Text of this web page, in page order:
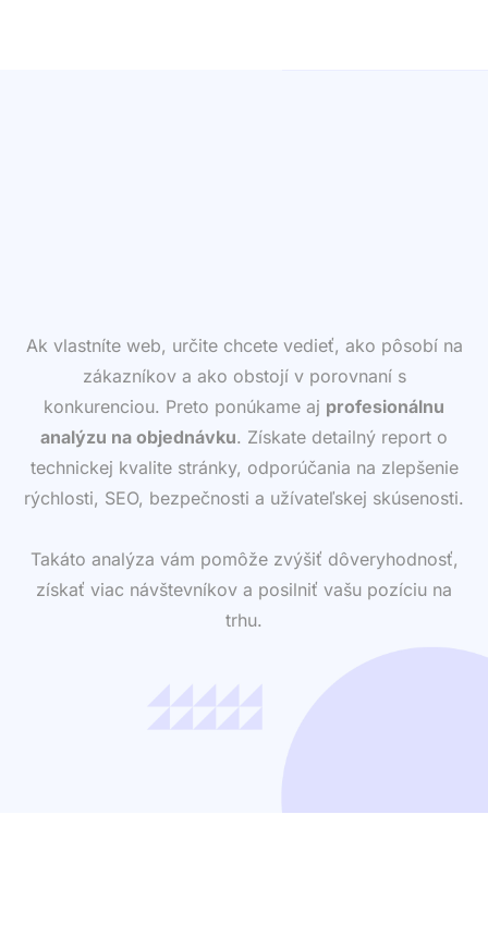
Ak vlastníte web, určite chcete vedieť, ako pôsobí na
zákazníkov a ako obstojí v porovnaní s
konkurenciou. Preto ponúkame aj profesionálnu
analýzu na objednávku. Získate detailný report o
technickej kvalite stránky, odporúčania na zlepšenie
rýchlosti, SEO, bezpečnosti a užívateľskej skúsenosti.
Takáto analýza vám pomôže zvýšiť dôveryhodnosť,
získať viac návštevníkov a posilniť vašu pozíciu na
trhu.